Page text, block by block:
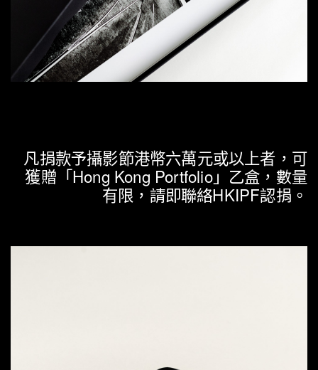
凡捐款予攝影節港幣六萬元或以上者 ， 可
獲贈 「Hong Kong Portfolio」 乙盒 ， 數量
有限 ， 請即聯絡HKIPF認捐 。